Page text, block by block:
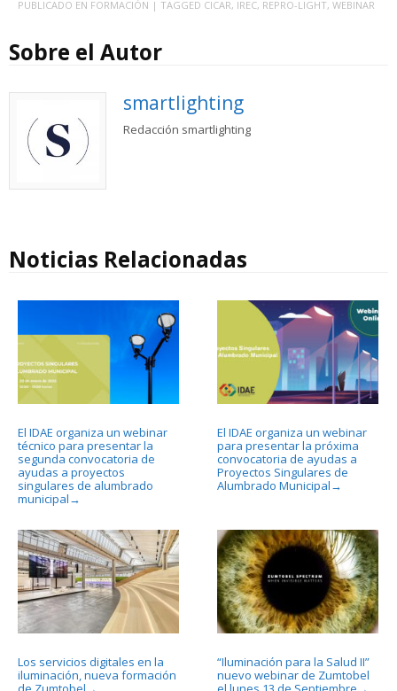
PUBLICADO EN FORMACIÓN | TAGGED CICAR, IREC, REPRO-LIGHT, WEBINAR
Sobre el Autor
smartlighting
Redacción smartlighting
Noticias Relacionadas
El IDAE organiza un webinar
técnico para presentar la
segunda convocatoria de
ayudas a proyectos
singulares de alumbrado
municipal →
El IDAE organiza un webinar
para presentar la próxima
convocatoria de ayudas a
Proyectos Singulares de
Alumbrado Municipal →
Los servicios digitales en la
iluminación, nueva formación
“Iluminación para la Salud II”
nuevo webinar de Zumtobel